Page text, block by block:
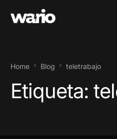
Home Blog teletrabajo
Etiqueta: